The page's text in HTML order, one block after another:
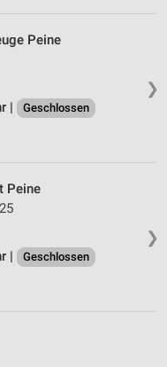
❯
Peine
|
Geschlossen
❯
Peine
|
Geschlossen